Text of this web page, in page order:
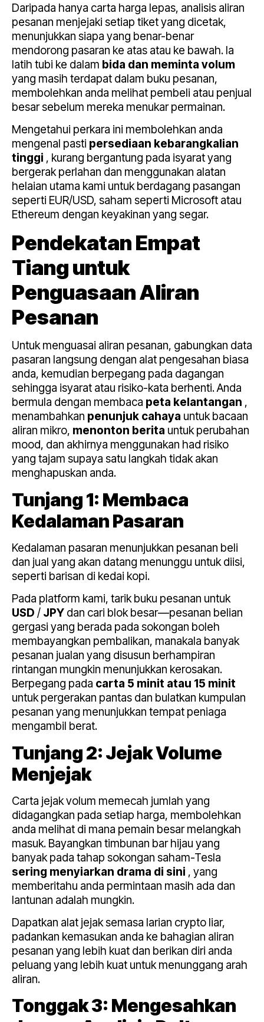
Daripada hanya carta harga lepas, analisis aliran
pesanan menjejaki setiap tiket yang dicetak,
menunjukkan siapa yang benar-benar
mendorong pasaran ke atas atau ke bawah. Ia
latih tubi ke dalam bida dan meminta volum
yang masih terdapat dalam buku pesanan,
membolehkan anda melihat pembeli atau penjual
besar sebelum mereka menukar permainan.
Mengetahui perkara ini membolehkan anda
mengenal pasti persediaan kebarangkalian
tinggi , kurang bergantung pada isyarat yang
bergerak perlahan dan menggunakan alatan
helaian utama kami untuk berdagang pasangan
seperti EUR/USD, saham seperti Microsoft atau
Ethereum dengan keyakinan yang segar.
Pendekatan Empat
Tiang untuk
Penguasaan Aliran
Pesanan
Untuk menguasai aliran pesanan, gabungkan data
pasaran langsung dengan alat pengesahan biasa
anda, kemudian berpegang pada dagangan
sehingga isyarat atau risiko-kata berhenti. Anda
bermula dengan membaca peta kelantangan ,
menambahkan penunjuk cahaya untuk bacaan
aliran mikro, menonton berita untuk perubahan
mood, dan akhirnya menggunakan had risiko
yang tajam supaya satu langkah tidak akan
menghapuskan anda.
Tunjang 1: Membaca
Kedalaman Pasaran
Kedalaman pasaran menunjukkan pesanan beli
dan jual yang akan datang menunggu untuk diisi,
seperti barisan di kedai kopi.
Pada platform kami, tarik buku pesanan untuk
USD / JPY dan cari blok besar—pesanan belian
gergasi yang berada pada sokongan boleh
membayangkan pembalikan, manakala banyak
pesanan jualan yang disusun berhampiran
rintangan mungkin menunjukkan kerosakan.
Berpegang pada carta 5 minit atau 15 minit
untuk pergerakan pantas dan bulatkan kumpulan
pesanan yang menunjukkan tempat peniaga
mengambil berat.
Tunjang 2: Jejak Volume
Menjejak
Carta jejak volum memecah jumlah yang
didagangkan pada setiap harga, membolehkan
anda melihat di mana pemain besar melangkah
masuk. Bayangkan timbunan bar hijau yang
banyak pada tahap sokongan saham-Tesla
sering menyiarkan drama di sini , yang
memberitahu anda permintaan masih ada dan
lantunan adalah mungkin.
Dapatkan alat jejak semasa larian crypto liar,
padankan kemasukan anda ke bahagian aliran
pesanan yang lebih kuat dan berikan diri anda
peluang yang lebih kuat untuk menunggang arah
aliran.
Tonggak 3: Mengesahkan